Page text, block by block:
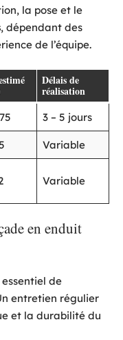
la pose et le
, dépendant des
de l’équipe.
Délais de
réalisation
3 – 5 jours
Variable
Variable
en enduit
de
entretien régulier
et la durabilité du